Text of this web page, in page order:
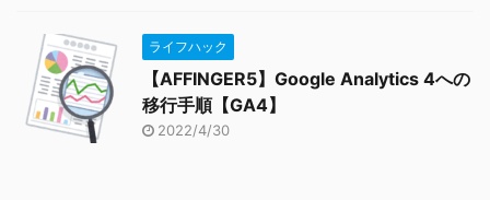
ライフハック
【AFFINGER5】Google Analytics 4への
移行手順【GA4】
2022/4/30